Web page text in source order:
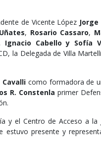
de Vicente López
, Rosario Cassaro,
Ignacio Cabello y Sofía
la Delegada de Villa Martelli
Cavallicomo formadora de
R. Constenla primer
y el Centro de Acceso a la
estuvo presente y